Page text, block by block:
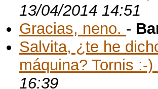
13/04/2014 14:51
Gracias, neno. -
Salvita, ¿te he
máquina? Tornis :-)
16:39